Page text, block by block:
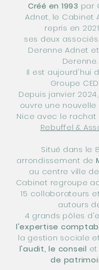
Créé en 1993 par
Adnet, le Cabinet
repris en
ses deux
Derenne Adnet
Derenne.
Il est aujourd'hui
Groupe
Depuis janvier
ouvre une
Nice avec le rachat
Rebuffel &
Situé dans le
arrondissement de
au centre ville de
Cabinet regroupe
15 collaborateurs
autours
4 grands pôles
l'expertise
la gestion sociale
l'audit, le conseil et
de